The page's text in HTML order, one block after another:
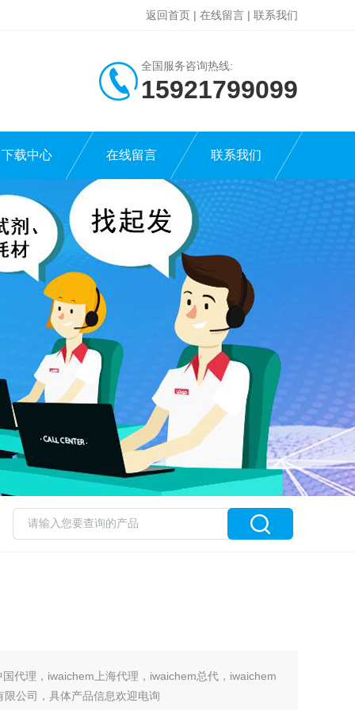
返回首页 | 在线留言 | 联系我们
全国服务咨询热线:
15921799099
下载中心 在线留言 联系我们
代理，iwaichem上海代理，iwaichem总代，iwaichem
公司，具体产品信息欢迎电询